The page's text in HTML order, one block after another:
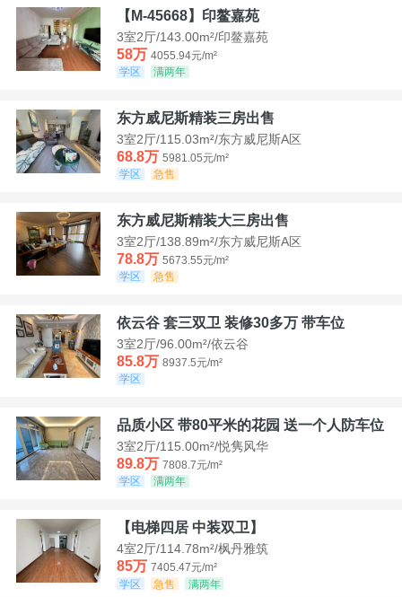
【M-45668】印鳌嘉苑
3室2厅/143.00m²/印鳌嘉苑
58万 4055.94元/m²
学区
满两年
东方威尼斯精装三房出售
3室2厅/115.03m²/东方威尼斯A区
68.8万 5981.05元/m²
学区
急售
东方威尼斯精装大三房出售
3室2厅/138.89m²/东方威尼斯A区
78.8万 5673.55元/m²
学区
急售
依云谷 套三双卫 装修30多万 带车位
3室2厅/96.00m²/依云谷
85.8万 8937.5元/m²
学区
品质小区 带80平米的花园 送一个人防车位
3室2厅/115.00m²/悦隽风华
89.8万 7808.7元/m²
学区
满两年
【电梯四居 中装双卫】
4室2厅/114.78m²/枫丹雅筑
85万 7405.47元/m²
学区
急售 满两年